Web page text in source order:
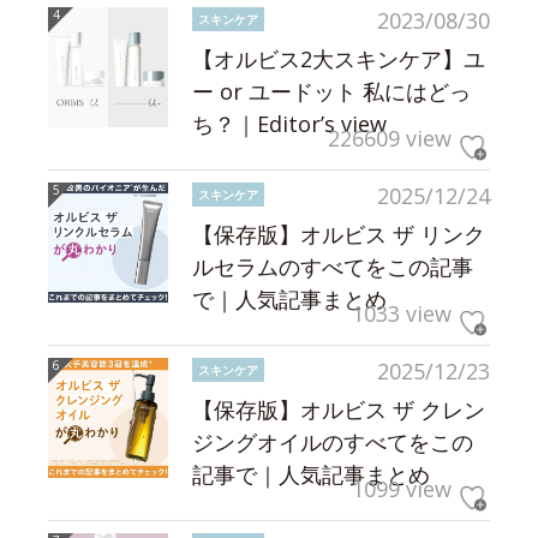
2023/08/30
スキンケア
【オルビス2大スキンケア】ユ
ー or ユードット 私にはどっ
ち？｜Editor’s view226609 view
2025/12/24
スキンケア
【保存版】オルビス ザ リンク
ルセラムのすべてをこの記事
で｜人気記事まとめ1033 view
2025/12/23
スキンケア
【保存版】オルビス ザ クレン
ジングオイルのすべてをこの
記事で｜人気記事まとめ
1099 view